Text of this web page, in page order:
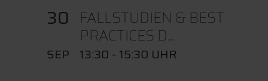
30 FALLSTUDIEN & BEST
PRACTICES D...
SEP 13:30 - 15:30 UHR